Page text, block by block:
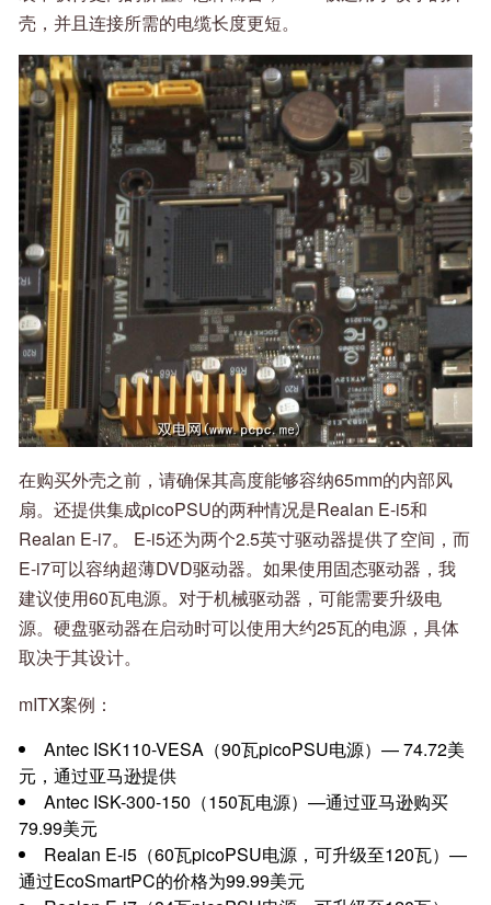
壳，并且连接所需的电缆长度更短。
在购买外壳之前，请确保其高度能够容纳65mm的内部风
扇。还提供集成picoPSU的两种情况是Realan E-i5和
Realan E-i7。 E-i5还为两个2.5英寸驱动器提供了空间，而
E-i7可以容纳超薄DVD驱动器。如果使用固态驱动器，我
建议使用60瓦电源。对于机械驱动器，可能需要升级电
源。硬盘驱动器在启动时可以使用大约25瓦的电源，具体
取决于其设计。
mITX案例：
Antec ISK110-VESA（90瓦picoPSU电源）— 74.72美
元，通过亚马逊提供
Antec ISK-300-150（150瓦电源）—通过亚马逊购买
79.99美元
Realan E-i5（60瓦picoPSU电源，可升级至120瓦）—
通过EcoSmartPC的价格为99.99美元